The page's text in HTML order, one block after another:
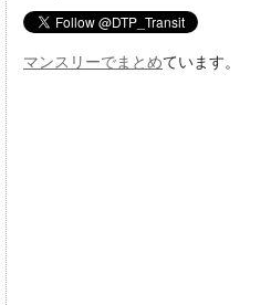
マンスリーでまとめています。